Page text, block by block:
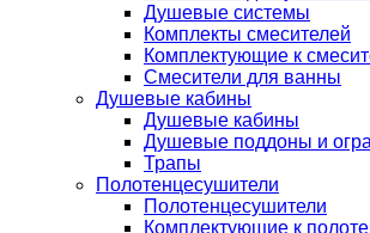
Душевые системы
Комплекты смесителей
Комплектующие к
Смесители для ванны
Душевые кабины
Душевые кабины
Душевые поддоны и
Трапы
Полотенцесушители
Полотенцесушители
Комплектующие к